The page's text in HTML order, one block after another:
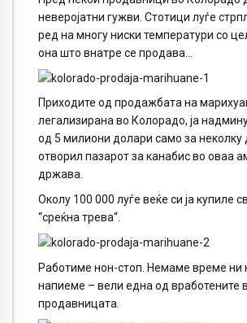
неверојатни гужви. Стотици луѓе
ред на многу ниски температури со
она што внатре се продава…
Приходите од продажбата на
легализирана во Колорадо, ја
од 5 милиони долари само за неколку
отворил пазарот за канабис во оваа
држава.
Околу 100 000 луѓе веќе си ја купиле
“среќна трева“.
Работиме нон-стоп. Немаме време ни
напиеме – вели една од вработените
продавницата.